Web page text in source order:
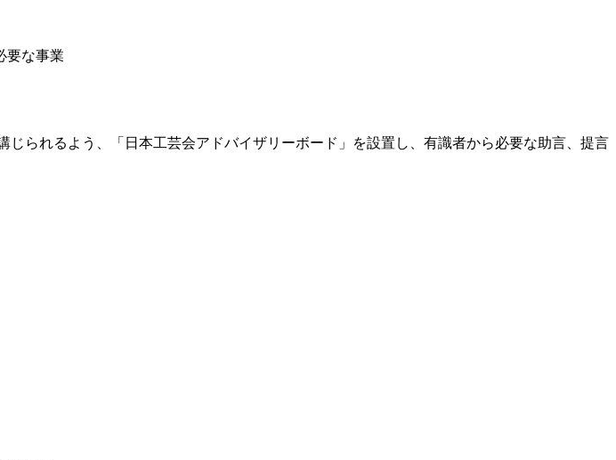
要な事業
られるよう、「日本工芸会アドバイザリーボード」を設置し、有識者から必要な助言、提言